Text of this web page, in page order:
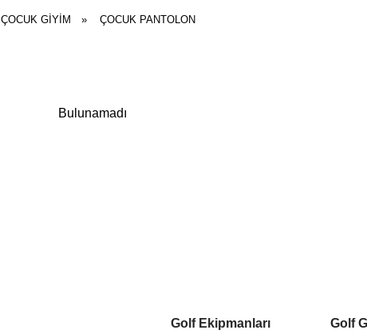
ÇOCUK GIYIM » ÇOCUK PANTOLON
Bulunamadı
Golf Ekipmanları
Golf